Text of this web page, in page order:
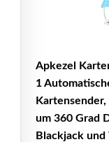
Apkezel
1
um 360 Grad
Blackjack und